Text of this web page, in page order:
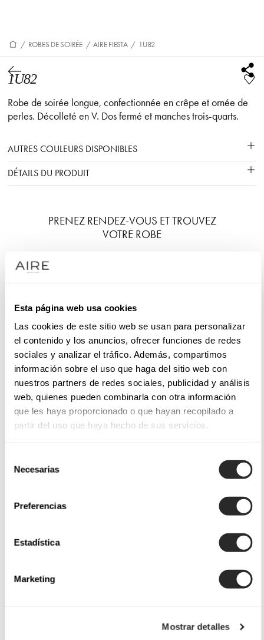
Esta página web usa cookies
Las cookies de este sitio web se usan para personalizar
el contenido y los anuncios, ofrecer funciones de redes
sociales y analizar el tráfico. Además, compartimos
información sobre el uso que haga del sitio web con
nuestros partners de redes sociales, publicidad y análisis
web, quienes pueden combinarla con otra información
que les haya proporcionado o que hayan recopilado a
partir del uso que haya hecho de sus servicios.
Necesarias
Preferencias
Estadística
Marketing
Mostrar detalles
/ ROBES DE SOIRÉE / AIRE FIESTA / 1U82
1U82
Robe de soirée longue, confectionnée en crêpe et ornée de
perles. Décolleté en V. Dos fermé et manches trois-quarts.
AUTRES COULEURS DISPONIBLES
DÉTAILS DU PRODUIT
PRENEZ RENDEZ-VOUS ET TROUVEZ
VOTRE ROBE